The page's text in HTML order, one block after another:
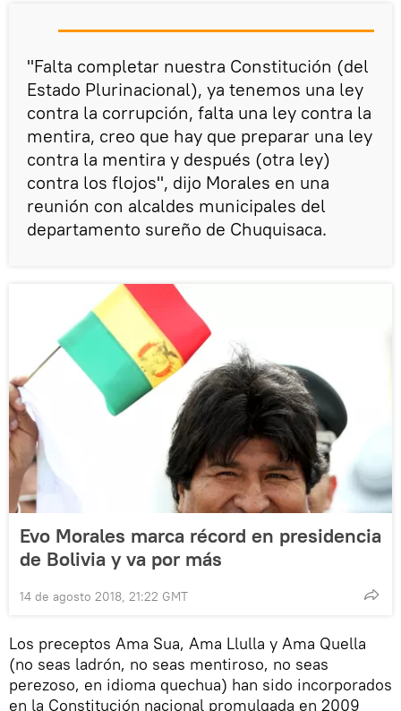
"Falta completar nuestra Constitución (del
Estado Plurinacional), ya tenemos una ley
contra la corrupción, falta una ley contra la
mentira, creo que hay que preparar una ley
contra la mentira y después (otra ley)
contra los flojos", dijo Morales en una
reunión con alcaldes municipales del
departamento sureño de Chuquisaca.
Evo Morales marca récord en presidencia
de Bolivia y va por más
14 de agosto 2018, 21:22 GMT
Los preceptos Ama Sua, Ama Llulla y Ama Quella
(no seas ladrón, no seas mentiroso, no seas
perezoso, en idioma quechua) han sido incorporados
en la Constitución nacional promulgada en 2009